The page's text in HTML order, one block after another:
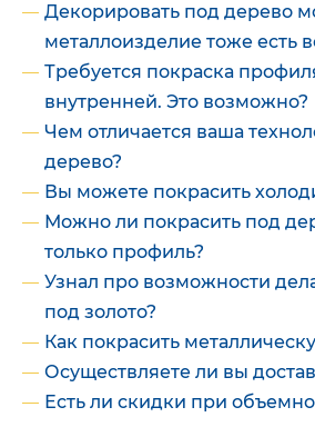
Декорировать под дерево
металлоизделие тоже есть
Требуется покраска
внутренней. Это возможно?
Чем отличается ваша
дерево?
Вы можете покрасить
Можно ли покрасить под
только профиль?
Узнал про возможности
под золото?
Как покрасить
Осуществляете ли вы
Есть ли скидки при